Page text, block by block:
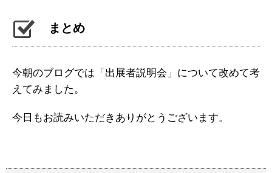
まとめ
今朝のブログでは「出展者説明会」について改めて考
えてみました。
今日もお読みいただきありがとうございます。